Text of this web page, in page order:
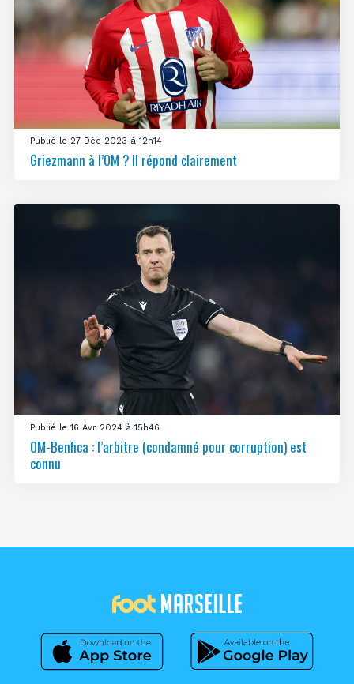
Publié le 27 Déc 2023 à 12h14
Griezmann à l’OM ? Il répond clairement
Publié le 16 Avr 2024 à 15h46
OM-Benfica : l’arbitre (condamné pour corruption) est
connu